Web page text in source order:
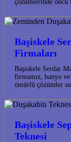
çözümlerinde öncü
Başiskele
Firmaları
Başiskele Serdar
firmamız, banyo
ömürlü çözümler
Başiskele
Teknesi